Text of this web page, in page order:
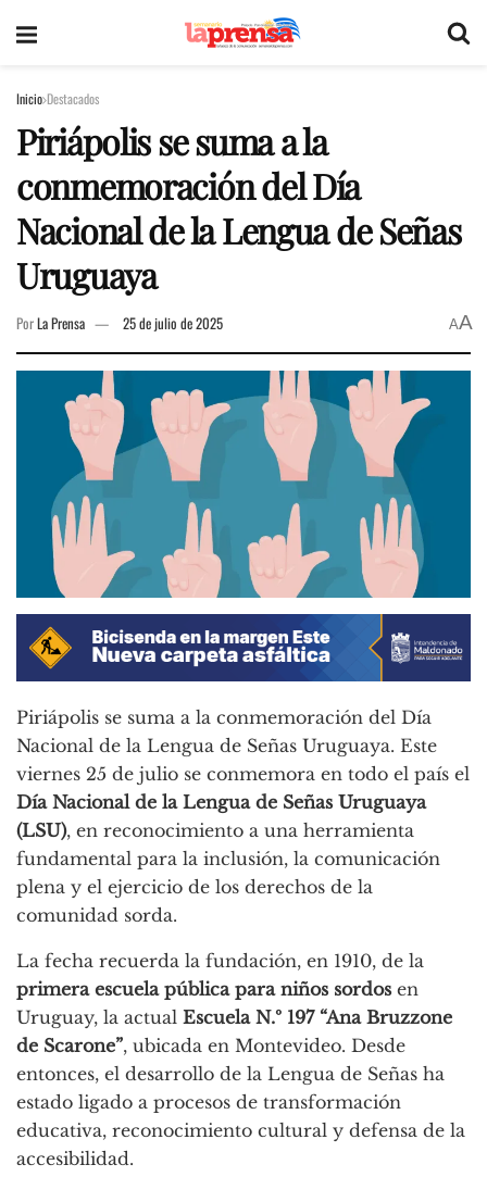
Inicio Destacados
Piriápolis se suma a la
conmemoración del Día
Nacional de la Lengua de Señas
Uruguaya
PorLa Prensa 25 de julio de 2025 AA
Piriápolis se suma a la conmemoración del Día
Nacional de la Lengua de Señas Uruguaya. Este
viernes 25 de julio se conmemora en todo el país el
Día Nacional de la Lengua de Señas Uruguaya
(LSU), en reconocimiento a una herramienta
fundamental para la inclusión, la comunicación
plena y el ejercicio de los derechos de la
comunidad sorda.
La fecha recuerda la fundación, en 1910, de la
primera escuela pública para niños sordosen
Uruguay, la actual Escuela N.º 197 “Ana Bruzzone
de Scarone”, ubicada en Montevideo. Desde
entonces, el desarrollo de la Lengua de Señas ha
estado ligado a procesos de transformación
educativa, reconocimiento cultural y defensa de la
accesibilidad.